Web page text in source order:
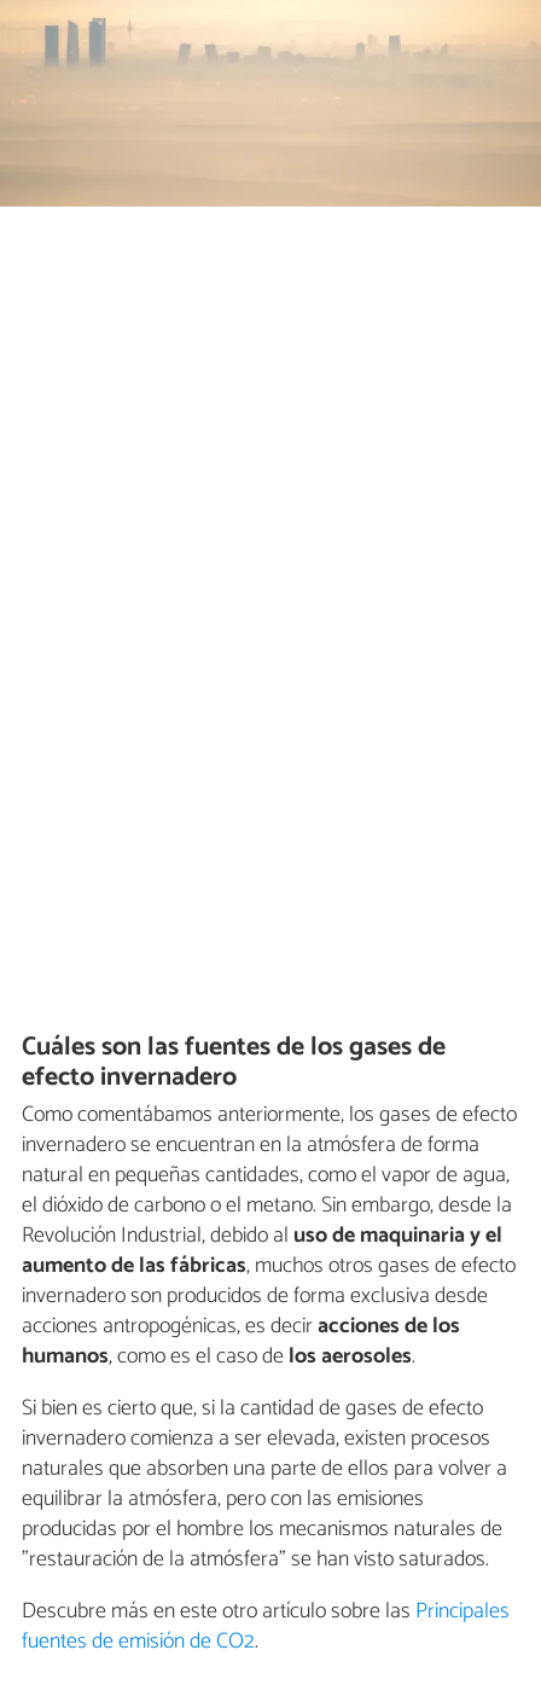
Cuáles son las fuentes de los gases de
efecto invernadero
Como comentábamos anteriormente, los gases de efecto
invernadero se encuentran en la atmósfera de forma
natural en pequeñas cantidades, como el vapor de agua,
el dióxido de carbono o el metano. Sin embargo, desde la
Revolución Industrial, debido al uso de maquinaria y el
aumento de las fábricas, muchos otros gases de efecto
invernadero son producidos de forma exclusiva desde
acciones antropogénicas, es deciracciones de los
humanos, como es el caso delos aerosoles.
Si bien es cierto que, si la cantidad de gases de efecto
invernadero comienza a ser elevada, existen procesos
naturales que absorben una parte de ellos para volver a
equilibrar la atmósfera, pero con las emisiones
producidas por el hombre los mecanismos naturales de
"restauración de la atmósfera" se han visto saturados.
Descubre más en este otro artículo sobre las Principales
fuentes de emisión de CO2.